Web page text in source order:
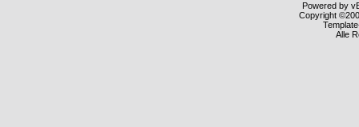
Powered by
Copyright
Alle